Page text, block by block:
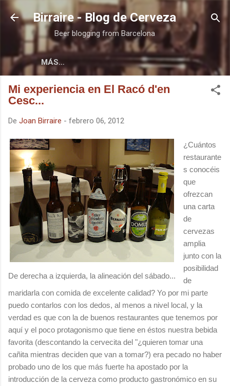
Ir al contenido principal
Birraire - Blog de Cerveza
Beer blogging from Barcelona
MÁS…
Mi experiencia en El Racó d'en
Cesc...
De Joan Birraire - febrero 06, 2012
De derecha a izquierda, la alineación del sábado...
¿Cuántos
restaurante
s conocéis
que
ofrezcan
una carta
de
cervezas
amplia
junto con la
posibilidad
de
maridarla con comida de excelente calidad? Yo por mi parte
puedo contarlos con los dedos, al menos a nivel local, y la
verdad es que con la de buenos restaurantes que tenemos por
aquí y el poco protagonismo que tiene en éstos nuestra bebida
favorita (descontando la cervecita del "¿quieren tomar una
cañita mientras deciden que van a tomar?) era pecado no haber
probado uno de los que más fuerte ha apostado por la
introducción de la cerveza como producto gastronómico en su